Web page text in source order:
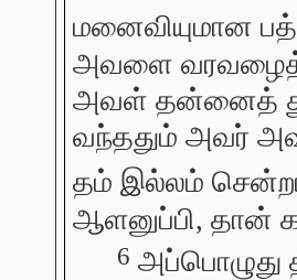
மனைவியுமான
அவளை
அவள் தன்னைத்
வந்ததும் அவர்
தம் இல்லம்
ஆளனுப்பி, தான்
6 அப்பொழுது